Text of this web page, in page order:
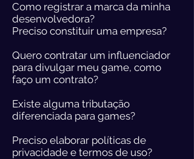
Como registrar a marca da minha
desenvolvedora?
Preciso constituir uma empresa?
Quero contratar um influenciador
para divulgar meu game, como
faço um contrato?
Existe alguma tributação
diferenciada para games?
Preciso elaborar políticas de
privacidade e termos de uso?